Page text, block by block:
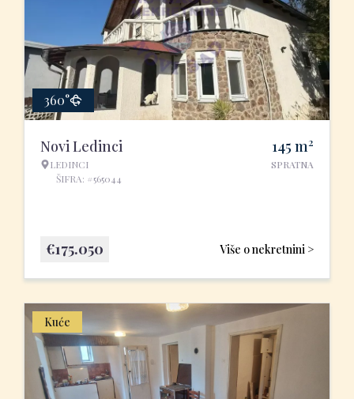
360°
Novi Ledinci
LEDINCI
ŠIFRA: #565044
145 m2
SPRATNA
Više o nekretnini >
€175.050
Kuće